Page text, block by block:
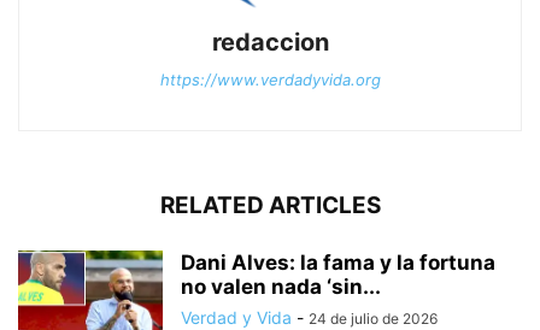
redaccion
https://www.verdadyvida.org
RELATED ARTICLES
Dani Alves: la fama y la fortuna
no valen nada ‘sin...
Verdad y Vida - 24 de julio de 2026